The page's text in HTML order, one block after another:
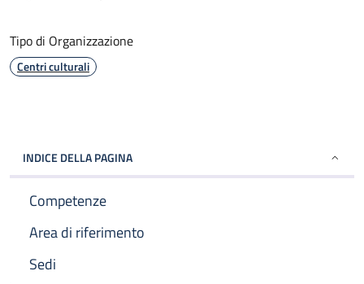
Tipo di Organizzazione
Centri culturali
INDICE DELLA PAGINA
Competenze
Area di riferimento
Sedi